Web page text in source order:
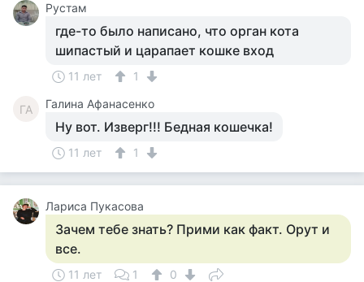
Рустам
где-то было написано, что орган кота
шипастый и царапает кошке вход
11 лет 1
ГА Галина Афанасенко
Ну вот. Изверг!!! Бедная кошечка!
11 лет 1
Лариса Пукасова
Зачем тебе знать? Прими как факт. Орут и
все.
11 лет 1
0